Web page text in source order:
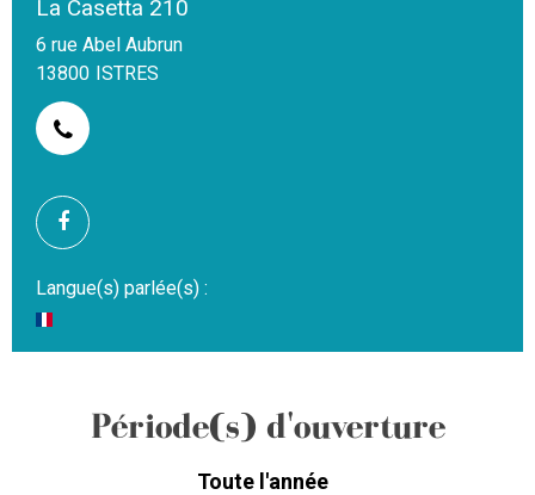
La Casetta 210
6 rue Abel Aubrun
13800 ISTRES
Langue(s) parlée(s) :
Période(s) d'ouverture
Toute l'année